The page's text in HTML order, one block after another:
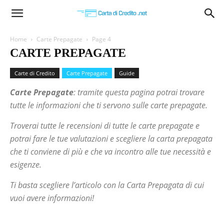
Carta
Home Carte Prepagate Page 4
CARTE PREPAGATE
Carte di Credito Carte Prepagate Guide
Carte Prepagate: tramite questa pagina potrai trovare
tutte le informazioni che ti servono sulle carte prepagate.
Troverai tutte le recensioni di tutte le carte prepagate e
potrai fare le tue valutazioni e scegliere la carta prepagata
che ti conviene di più e che va incontro alle tue necessità e
esigenze.
Ti basta scegliere l’articolo con la Carta Prepagata di cui
vuoi avere informazioni!